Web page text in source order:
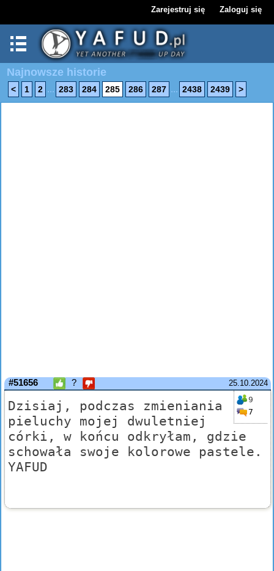
Zarejestruj się Zaloguj się
Najnowsze historie
< 1 2 ... 283 284 285 286 287 ... 2438 2439 >
25.10.2024
#51656 ?
9
7
Dzisiaj, podczas zmieniania
pieluchy mojej dwuletniej
córki, w końcu odkryłam, gdzie
schowała swoje kolorowe pastele.
YAFUD